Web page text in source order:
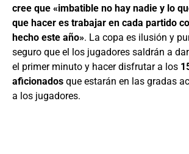
cree que «imbatible no hay nadie y lo
que hacer es trabajar en cada partido
hecho este año». La copa es ilusión y
seguro que el los jugadores saldrán a
el primer minuto y hacer disfrutar a los
aficionados que estarán en las gradas
a los jugadores.